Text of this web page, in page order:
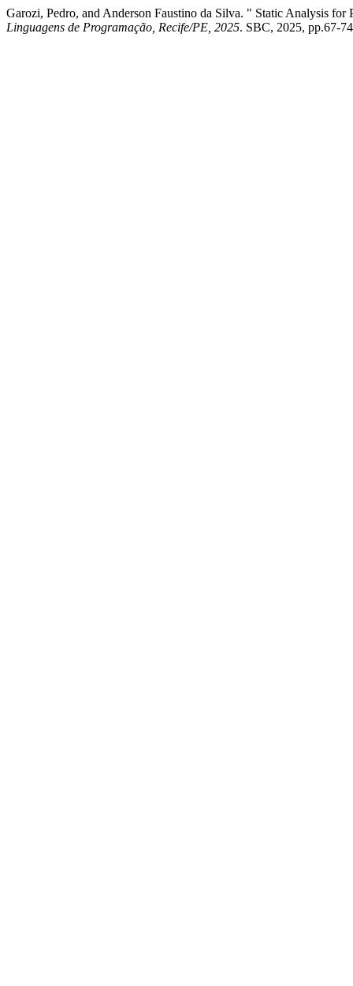
Garozi, Pedro, and Anderson Faustino da Silva. " Static Analysis
Linguagens de Programação, Recife/PE, 2025. SBC, 2025, pp.67-